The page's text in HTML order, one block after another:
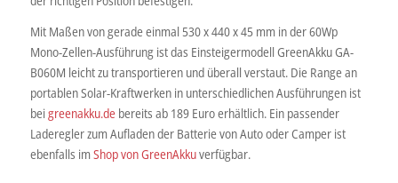
Mit Maßen von gerade einmal 530 x 440 x 45 mm in der 60Wp
Mono-Zellen-Ausführung ist das Einsteigermodell GreenAkku GA-
B060M leicht zu transportieren und überall verstaut. Die Range an
portablen Solar-Kraftwerken in unterschiedlichen Ausführungen ist
beigreenakku.debereits ab 189 Euro erhältlich. Ein passender
Laderegler zum Aufladen der Batterie von Auto oder Camper ist
ebenfalls imShop von GreenAkkuverfügbar.